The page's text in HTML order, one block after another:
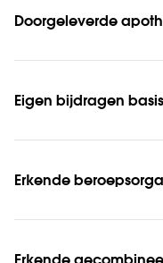
Doorgeleverde
Eigen bijdragen
Erkende